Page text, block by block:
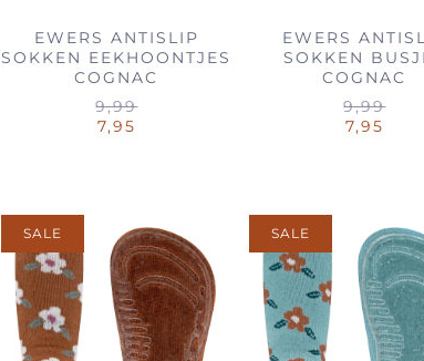
EWERS ANTISLIP
SOKKEN EEKHOONTJES
COGNAC
9,99
7,95
EWERS
SOKKEN
COGNAC
9,99
7,95
SALE SALE